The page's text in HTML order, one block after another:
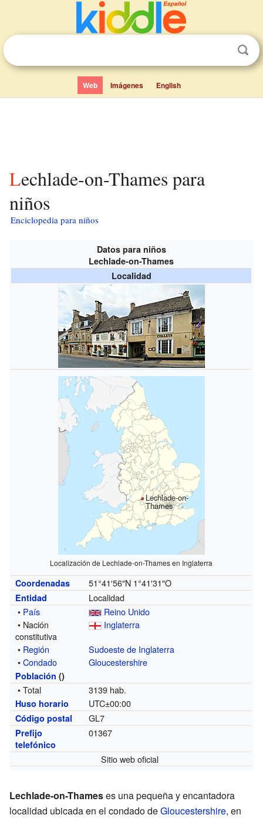
Web Imágenes English
Lechlade-on-Thames para
niños
Enciclopedia para niños
Datos para niños
Lechlade-on-Thames
Localidad
Lechlade-on-
Thames
Localización de Lechlade-on-Thames en Inglaterra
Coordenadas 51°41′56″N 1°41′31″O
Entidad
Localidad
• País
Reino Unido
• Nación
constitutiva
Inglaterra
• Región
Sudoeste de Inglaterra
•Condado Gloucestershire
Población ()
• Total 3139 hab.
Huso horario UTC±00:00
Código postal GL7
Prefijo
telefónico
01367
Sitio web oficial
Lechlade-on-Thameses una pequeña y encantadora
localidad ubicada en el condado deGloucestershire, en